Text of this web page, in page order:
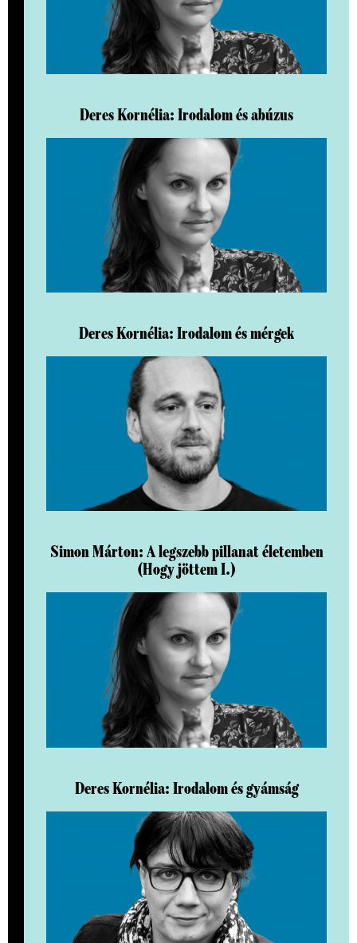
Deres Kornélia: Irodalom és abúzus
Deres Kornélia: Irodalom és mérgek
Simon Márton: A legszebb pillanat életemben
(Hogy jöttem I.)
Deres Kornélia: Irodalom és gyámság